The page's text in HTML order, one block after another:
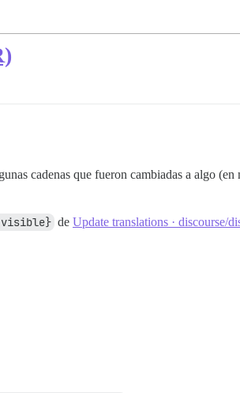
cadenas que fueron cambiadas a algo
de Update translations · discourse/